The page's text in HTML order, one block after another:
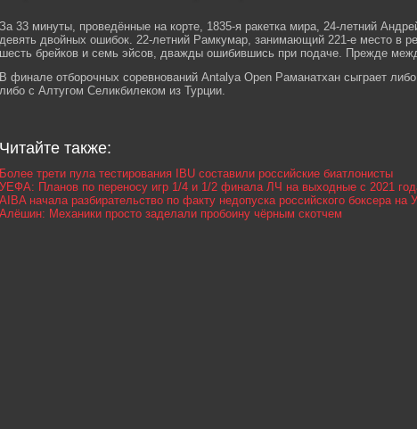
За 33 минуты, проведённые на корте, 1835-я ракетка мира, 24-летний
девять двойных ошибок. 22-летний Рамкумар, занимающий 221-е место в
шесть брейков и семь эйсов, дважды ошибившись при подаче. Прежде
В финале отборочных соревнований Antalya Open Раманатхан сыграет
либо с Алтугом Селикбилеком из Турции.
Читайте также:
Более трети пула тестирования IBU составили российские биатлонисты
УЕФА: Планов по переносу игр 1/4 и 1/2 финала ЛЧ на выходные с 2021
AIBA начала разбирательство по факту недопуска российского боксера на
Алёшин: Механики просто заделали пробоину чёрным скотчем